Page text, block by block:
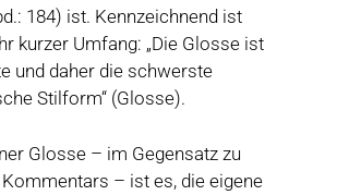
184) ist. Kennzeichnend ist
kurzer Umfang: „Die Glosse ist
und daher die schwerste
Stilform“ (Glosse).
Glosse – im Gegensatz zu
– ist es, die eigene